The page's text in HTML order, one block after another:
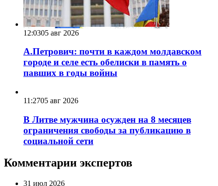
12:0305 авг 2026
А.Петрович: почти в каждом молдавском
городе и селе есть обелиски в память о
павших в годы войны
11:2705 авг 2026
В Литве мужчина осужден на 8 месяцев
ограничения свободы за публикацию в
социальной сети
Комментарии экспертов
31 июл 2026